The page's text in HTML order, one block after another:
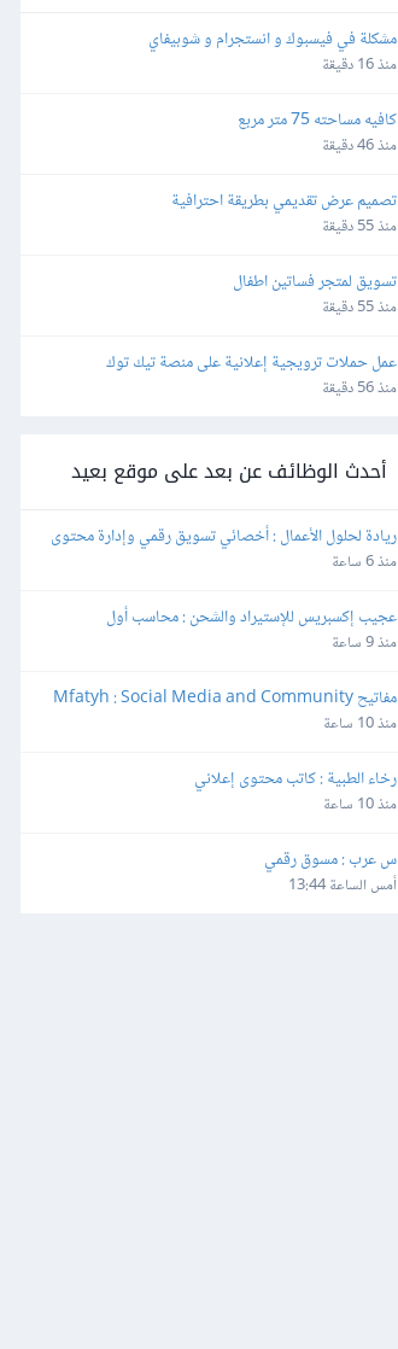
مشكلة في فيسبوك و انستجرام و شوبيفاي
منذ 16 دقيقة
كافيه مساحته 75 متر مربع
منذ 46 دقيقة
تصميم عرض تقديمي بطريقة احترافية
منذ 55 دقيقة
تسويق لمتجر فساتين اطفال
منذ 55 دقيقة
عمل حملات ترويجية إعلانية على منصة تيك توك
منذ 56 دقيقة
أحدث الوظائف عن بعد على موقع بعيد
ريادة لحلول الأعمال : أخصائي تسويق رقمي وإدارة محتوى
منذ 6 ساعة
عجيب إكسبريس للإستيراد والشحن : محاسب أول
منذ 9 ساعة
Manager
منذ 10 ساعة
رخاء الطبية : كاتب محتوى إعلاني
منذ 10 ساعة
س عرب : مسوق رقمي
أمس الساعة 13:44